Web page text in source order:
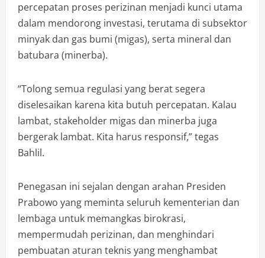
percepatan proses perizinan menjadi kunci utama
dalam mendorong investasi, terutama di subsektor
minyak dan gas bumi (migas), serta mineral dan
batubara (minerba).
“Tolong semua regulasi yang berat segera
diselesaikan karena kita butuh percepatan. Kalau
lambat, stakeholder migas dan minerba juga
bergerak lambat. Kita harus responsif,” tegas
Bahlil.
Penegasan ini sejalan dengan arahan Presiden
Prabowo yang meminta seluruh kementerian dan
lembaga untuk memangkas birokrasi,
mempermudah perizinan, dan menghindari
pembuatan aturan teknis yang menghambat